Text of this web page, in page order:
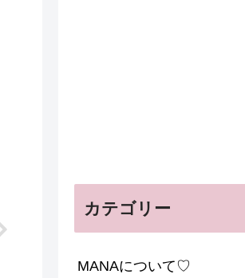
カテゴリー
MANAについて♡